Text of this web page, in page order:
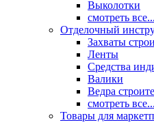
Выколотки
смотреть все...
Отделочный
Захваты
Ленты
Средства
Валики
Ведра
смотреть все...
Товары для